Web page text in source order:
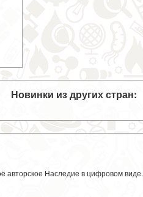
Новинки из других стран:
авторское Наследие в цифровом виде.